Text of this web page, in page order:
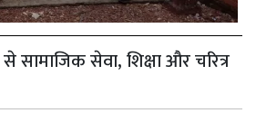
सेवा, शिक्षा और चरित्र